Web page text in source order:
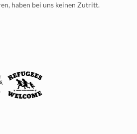
haben bei uns keinen Zutritt.